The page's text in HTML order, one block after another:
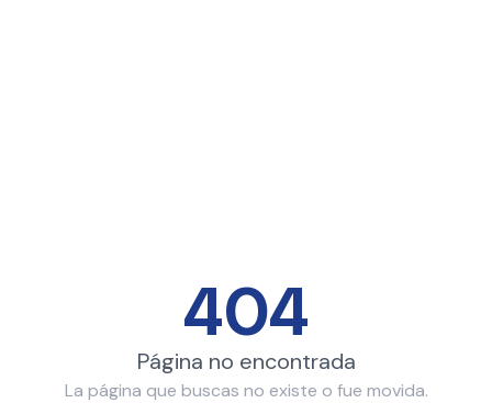
404
Página no encontrada
La página que buscas no existe o fue movida.